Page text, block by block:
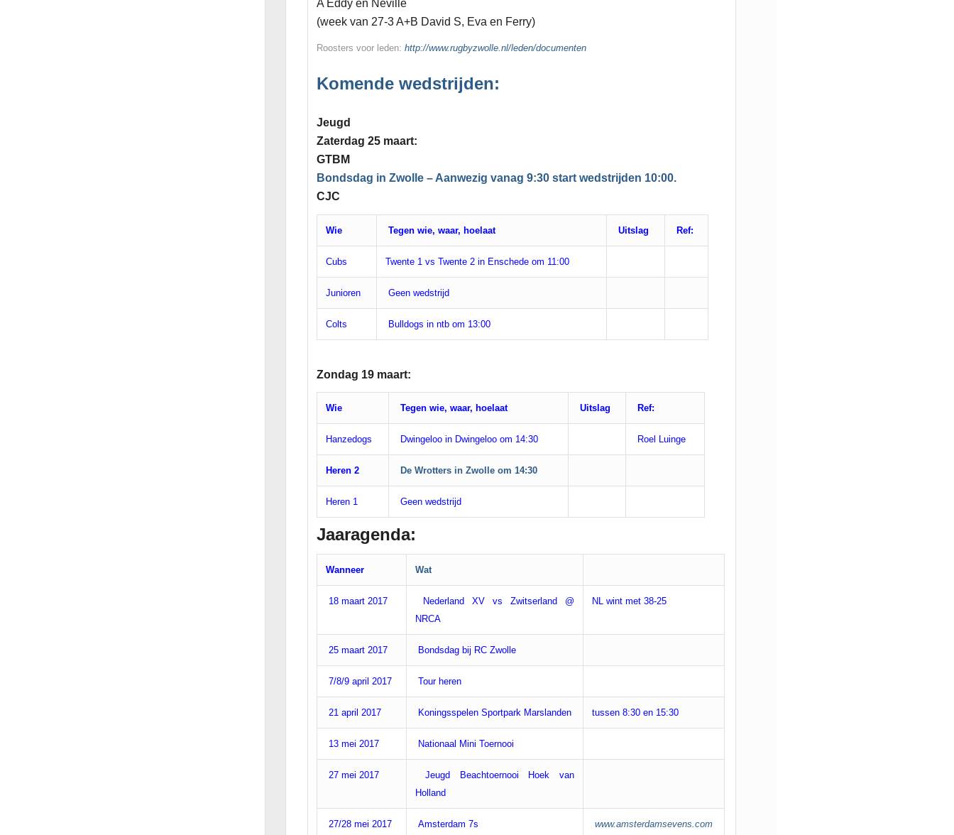
A Eddy en Neville
(week van 27-3 A+B David S, Eva en Ferry)
Roosters voor leden: http://www.rugbyzwolle.nl/leden/documenten
Komende wedstrijden:
Jeugd
Zaterdag 25 maart:
GTBM
Bondsdag in Zwolle – Aanwezig vanag 9:30 start wedstrijden 10:00.
CJC
Wie Tegen wie, waar, hoelaat Uitslag Ref:
Cubs Twente 1 vs Twente 2 in Enschede om 11:00
Junioren Geen wedstrijd
Colts Bulldogs in ntb om 13:00
Zondag 19 maart:
Wie Tegen wie, waar, hoelaat Uitslag Ref:
Hanzedogs Dwingeloo in Dwingeloo om 14:30 Roel Luinge
Heren 2 De Wrotters in Zwolle om 14:30
Heren 1 Geen wedstrijd
Jaaragenda:
Wanneer Wat
18 maart 2017
Nederland XV vs Zwitserland @
NRCA
NL wint met 38-25
25 maart 2017 Bondsdag bij RC Zwolle
7/8/9 april 2017 Tour heren
21 april 2017 Koningsspelen Sportpark Marslanden tussen 8:30 en 15:30
13 mei 2017 Nationaal Mini Toernooi
27 mei 2017
Jeugd Beachtoernooi Hoek van
Holland
27/28 mei 2017 Amsterdam 7s www.amsterdamsevens.com